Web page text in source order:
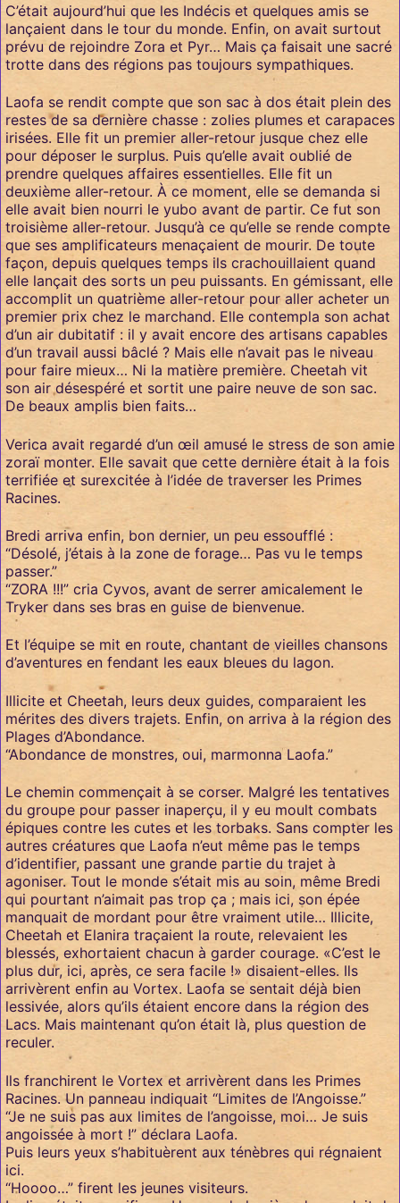
C’était aujourd’hui que les Indécis et quelques amis se
lançaient dans le tour du monde. Enfin, on avait surtout
prévu de rejoindre Zora et Pyr… Mais ça faisait une sacré
trotte dans des régions pas toujours sympathiques.
Laofa se rendit compte que son sac à dos était plein des
restes de sa dernière chasse : zolies plumes et carapaces
irisées. Elle fit un premier aller-retour jusque chez elle
pour déposer le surplus. Puis qu’elle avait oublié de
prendre quelques affaires essentielles. Elle fit un
deuxième aller-retour. À ce moment, elle se demanda si
elle avait bien nourri le yubo avant de partir. Ce fut son
troisième aller-retour. Jusqu’à ce qu’elle se rende compte
que ses amplificateurs menaçaient de mourir. De toute
façon, depuis quelques temps ils crachouillaient quand
elle lançait des sorts un peu puissants. En gémissant, elle
accomplit un quatrième aller-retour pour aller acheter un
premier prix chez le marchand. Elle contempla son achat
d’un air dubitatif : il y avait encore des artisans capables
d’un travail aussi bâclé ? Mais elle n’avait pas le niveau
pour faire mieux… Ni la matière première. Cheetah vit
son air désespéré et sortit une paire neuve de son sac.
De beaux amplis bien faits…
Verica avait regardé d’un œil amusé le stress de son amie
zoraï monter. Elle savait que cette dernière était à la fois
terrifiée et surexcitée à l’idée de traverser les Primes
Racines.
Bredi arriva enfin, bon dernier, un peu essoufflé :
“Désolé, j’étais à la zone de forage… Pas vu le temps
passer.”
“ZORA !!!” cria Cyvos, avant de serrer amicalement le
Tryker dans ses bras en guise de bienvenue.
Et l’équipe se mit en route, chantant de vieilles chansons
d’aventures en fendant les eaux bleues du lagon.
Illicite et Cheetah, leurs deux guides, comparaient les
mérites des divers trajets. Enfin, on arriva à la région des
Plages d’Abondance.
“Abondance de monstres, oui, marmonna Laofa.”
Le chemin commençait à se corser. Malgré les tentatives
du groupe pour passer inaperçu, il y eu moult combats
épiques contre les cutes et les torbaks. Sans compter les
autres créatures que Laofa n’eut même pas le temps
d’identifier, passant une grande partie du trajet à
agoniser. Tout le monde s’était mis au soin, même Bredi
qui pourtant n’aimait pas trop ça ; mais ici, son épée
manquait de mordant pour être vraiment utile… Illicite,
Cheetah et Elanira traçaient la route, relevaient les
blessés, exhortaient chacun à garder courage. «C’est le
plus dur, ici, après, ce sera facile !» disaient-elles. Ils
arrivèrent enfin au Vortex. Laofa se sentait déjà bien
lessivée, alors qu’ils étaient encore dans la région des
Lacs. Mais maintenant qu’on était là, plus question de
reculer.
Ils franchirent le Vortex et arrivèrent dans les Primes
Racines. Un panneau indiquait “Limites de l’Angoisse.”
“Je ne suis pas aux limites de l’angoisse, moi… Je suis
angoissée à mort !” déclara Laofa.
Puis leurs yeux s’habituèrent aux ténèbres qui régnaient
ici.
“Hoooo…” firent les jeunes visiteurs.